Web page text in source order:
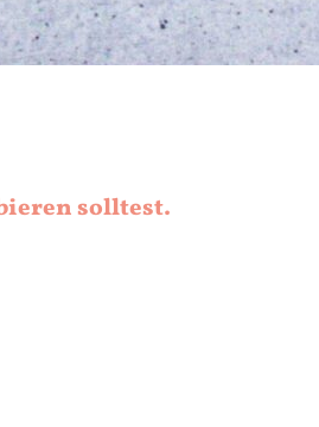
solltest.